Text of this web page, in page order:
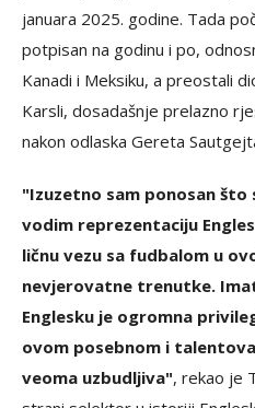
januara 2025. godine. Tada
potpisan na godinu i po,
Kanadi i Meksiku, a preostali
Karsli, dosadašnje prelazno
nakon odlaska Gereta
"Izuzetno sam ponosan
vodim reprezentaciju
ličnu vezu sa fudbalom u
nevjerovatne trenutke.
Englesku je ogromna
ovom posebnom i
veoma uzbudljiva", rekao je